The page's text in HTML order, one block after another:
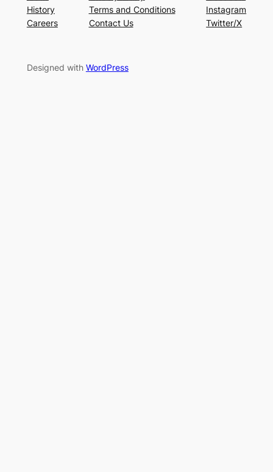
History
Careers
Terms and Conditions
Contact Us
Instagram
Twitter/X
Designed with WordPress